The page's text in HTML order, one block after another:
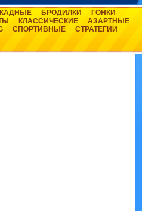
БРОДИЛКИ
ГОНКИ
КЛАССИЧЕСКИЕ
АЗАРТНЫЕ
СПОРТИВНЫЕ
СТРАТЕГИИ